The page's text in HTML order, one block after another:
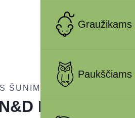
Graužikams
Paukščiams
ŠUNIMS
BROWN –